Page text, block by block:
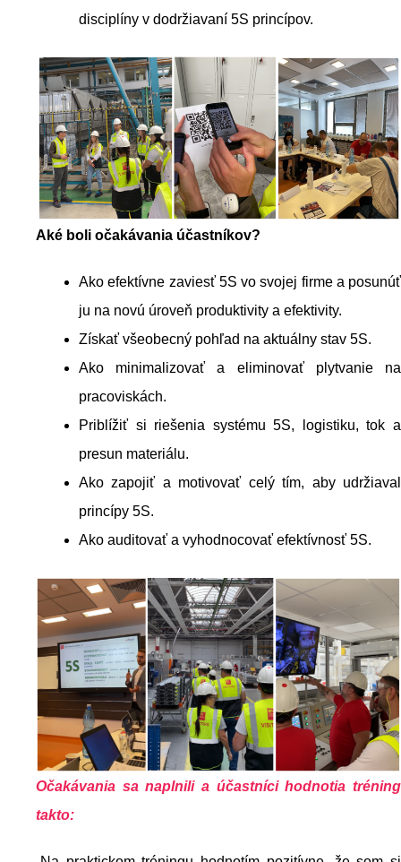
disciplíny v dodržiavaní 5S princípov.
Aké boli očakávania účastníkov?
Ako efektívne zaviesť 5S vo svojej firme a posunúť
ju na novú úroveň produktivity a efektivity.
Získať všeobecný pohľad na aktuálny stav 5S.
Ako minimalizovať a eliminovať plytvanie na
pracoviskách.
Priblížiť si riešenia systému 5S, logistiku, tok a
presun materiálu.
Ako zapojiť a motivovať celý tím, aby udržiaval
princípy 5S.
Ako auditovať a vyhodnocovať efektívnosť 5S.
Očakávania sa naplnili a účastníci hodnotia tréning
takto: